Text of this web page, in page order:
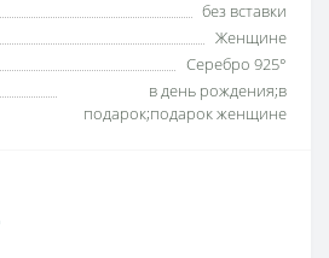
без вставки
Женщине
Серебро 925°
в день рождения;в
подарок;подарок женщине